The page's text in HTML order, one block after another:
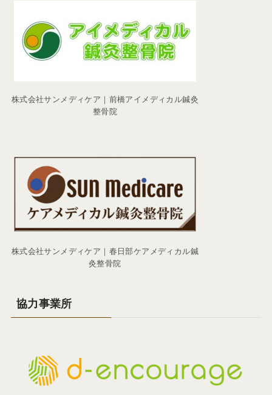
株式会社サンメディケア｜前橋アイメディカル鍼灸
整骨院
株式会社サンメディケア｜春日部ケアメディカル鍼
灸整骨院
協力事業所